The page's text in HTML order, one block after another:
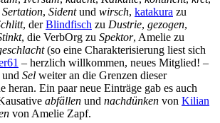
Sertation, Sidentund wirsch, katakura zu
, derBlindfisch zu Dustrie, gezogen,
, die VerbOrg zu Spektor, Amelie zu
(so eine Charakterisierung liest sich
– herzlich willkommen, neues Mitglied! –
und Sel weiter an die Grenzen dieser
heran. Ein paar neue Einträge gab es auch
abfällen und nachdünken von Kilian
von Amelie Zapf.